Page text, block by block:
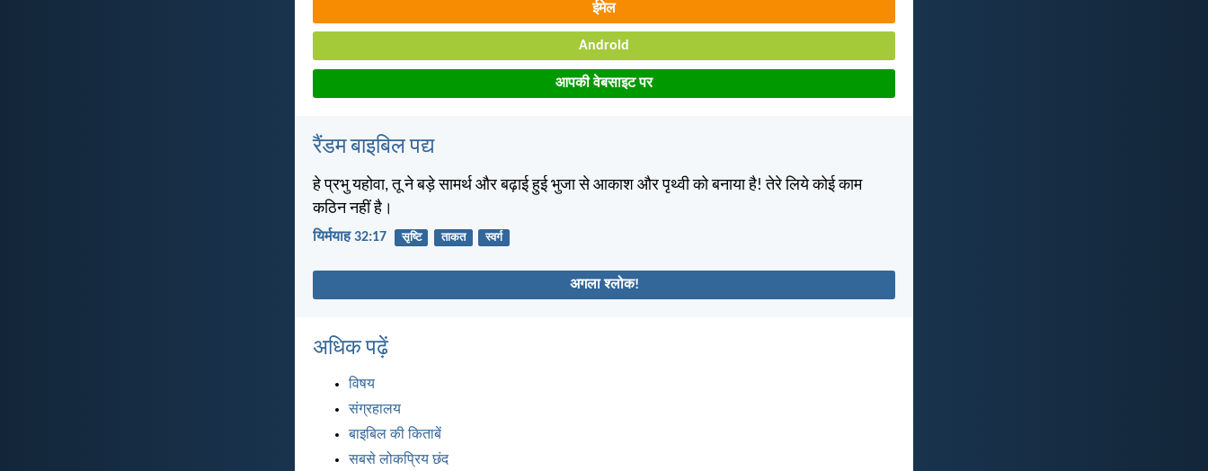
ईमेल
Android
आपकी वेबसाइट पर
रैंडम बाइबिल पद्य
हे प्रभु यहोवा, तू ने बड़े सामर्थ और बढ़ाई हुई भुजा से आकाश और पृथ्वी को बनाया है! तेरे लिये कोई काम
कठिन नहीं है।
यिर्मयाह 32:17 सृष्टि ताकत स्वर्ग
अगला श्लोक!
अधिक पढ़ें
विषय
संग्रहालय
बाइबिल की किताबें
सबसे लोकप्रिय छंद